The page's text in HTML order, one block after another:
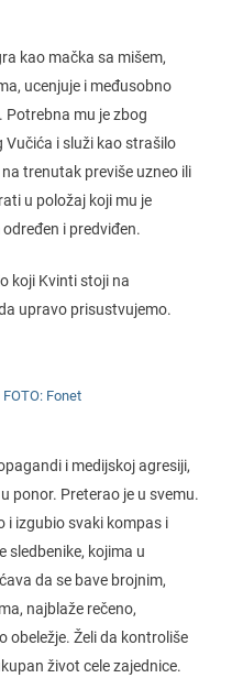
kao mačka sa mišem,
ucenjuje i međusobno
Potrebna mu je zbog
i služi kao strašilo
trenutak previše uzneo ili
u položaj koji mu je
i predviđen.
koji Kvinti stoji na
upravo prisustvujemo.
Fonet
i medijskoj agresiji,
ponor. Preterao je u svemu.
i izgubio svaki kompas i
sledbenike, kojima u
da se bave brojnim,
najblaže rečeno,
obeležje. Želi da kontroliše
život cele zajednice.